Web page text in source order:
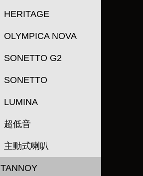
HERITAGE
OLYMPICA NOVA
SONETTO G2
SONETTO
LUMINA
超低音
主動式喇叭
TANNOY